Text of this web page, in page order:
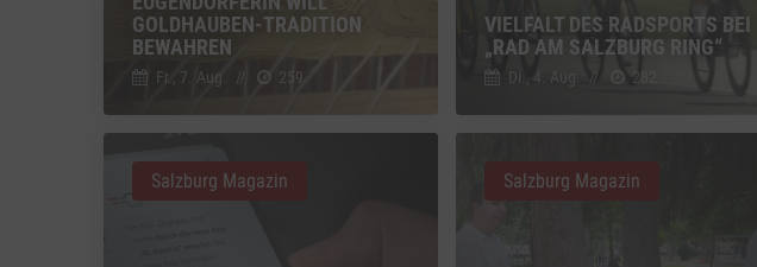
GOLDHAUBEN-TRADITION
BEWAHREN
Fr., 7. Aug. // 259
VIELFALT DES RADSPORTS BEI
„RAD AM SALZBURG RING“
Di., 4. Aug. // 282
Salzburg Magazin Salzburg Magazin
Einbindung zusätzlicher Informationen
Vimeo